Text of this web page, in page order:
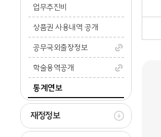
업무추진비
상품권 사용내역 공개
공무국외출장정보
학술용역공개
통계연보
재정정보